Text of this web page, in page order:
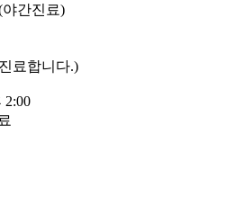
야간진료)
료합니다.)
2:00